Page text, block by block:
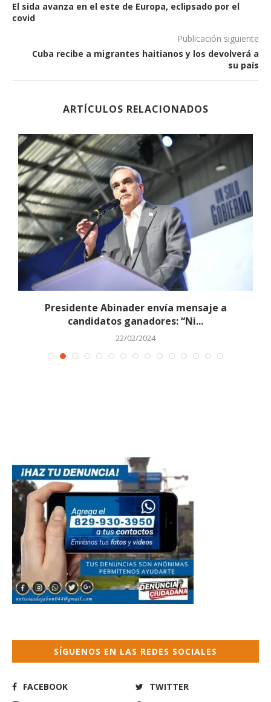
El sida avanza en el este de Europa, eclipsado por el
covid
Publicación siguiente
Cuba recibe a migrantes haitianos y los devolverá a
su país
ARTÍCULOS RELACIONADOS
Presidente Abinader envía mensaje a
candidatos ganadores: “Ni...
22/02/2024
SÍGUENOS EN LAS REDES SOCIALES
FACEBOOK
TWITTER